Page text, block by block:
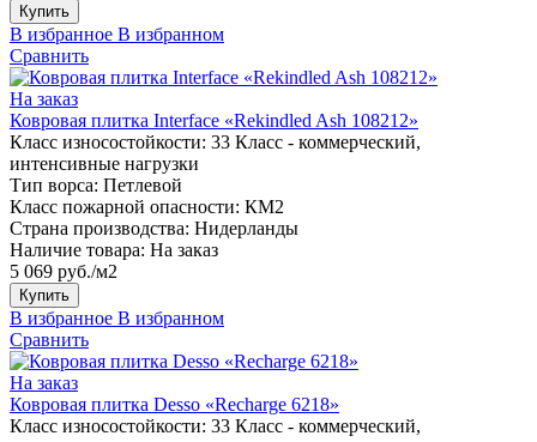
Купить
В избранное В избранном
Сравнить
На заказ
Ковровая плитка Interface «Rekindled Ash 108212»
Класс износостойкости: 33 Класс - коммерческий,
интенсивные нагрузки
Тип ворса: Петлевой
Класс пожарной опасности: КМ2
Страна производства: Нидерланды
Наличие товара: На заказ
5 069 руб./м2
Купить
В избранное В избранном
Сравнить
На заказ
Ковровая плитка Desso «Recharge 6218»
Класс износостойкости: 33 Класс - коммерческий,